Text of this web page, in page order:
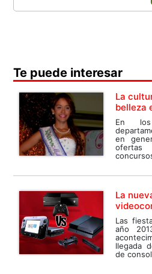
Te puede interesar
La
belleza
En
en
La
Las
año
llegada
de